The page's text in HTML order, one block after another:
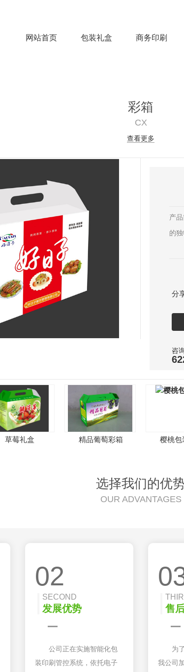
网站首页 包装礼盒 商务印刷
彩箱
CX
查看更多
产
的独
分
咨
草莓礼盒 精品葡萄彩箱 樱桃包
选择我们的优
OUR ADVANTAGES
02
SECOND
发展优势
公司正在实施智能化包
装印刷管控系统，依托电子
售
为
我公司